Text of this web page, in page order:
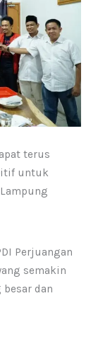
terus
untuk
Perjuangan
semakin
dan